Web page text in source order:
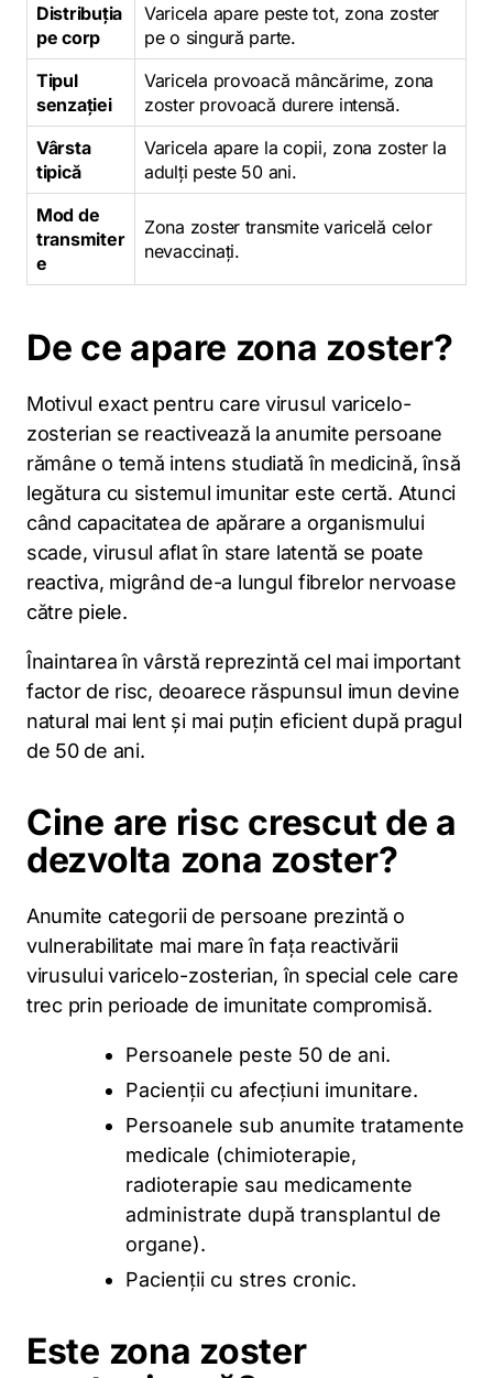
Distribuția
pe corp
Varicela apare peste tot, zona zoster
pe o singură parte.
Tipul
senzației
Varicela provoacă mâncărime, zona
zoster provoacă durere intensă.
Vârsta
tipică
Varicela apare la copii, zona zoster la
adulți peste 50 ani.
Mod de
transmiter
e
Zona zoster transmite varicelă celor
nevaccinați.
De ce apare zona zoster?
Motivul exact pentru care virusul varicelo-
zosterian se reactivează la anumite persoane
rămâne o temă intens studiată în medicină, însă
legătura cu sistemul imunitar este certă. Atunci
când capacitatea de apărare a organismului
scade, virusul aflat în stare latentă se poate
reactiva, migrând de-a lungul fibrelor nervoase
către piele.
Înaintarea în vârstă reprezintă cel mai important
factor de risc, deoarece răspunsul imun devine
natural mai lent și mai puțin eficient după pragul
de 50 de ani.
Cine are risc crescut de a
dezvolta zona zoster?
Anumite categorii de persoane prezintă o
vulnerabilitate mai mare în fața reactivării
virusului varicelo-zosterian, în special cele care
trec prin perioade de imunitate compromisă.
Persoanele peste 50 de ani.
Pacienții cu afecțiuni imunitare.
Persoanele sub anumite tratamente
medicale (chimioterapie,
radioterapie sau medicamente
administrate după transplantul de
organe).
Pacienții cu stres cronic.
Este zona zoster